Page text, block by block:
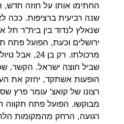
החתימו אותו על חוזה חדש,
שנה רביעית ברציפות. ככה
שנאלץ לנדוד בין בית"ר תל
ירושלים וכעת, הפועל פתח
מרכולתו. רק בן
הופעות אשתקד, יחזק את
רצונו של קואצ' עומר פרץ
מבוקשו. הפועל פתח תקווה
רגועה, הרחק מהמקומות